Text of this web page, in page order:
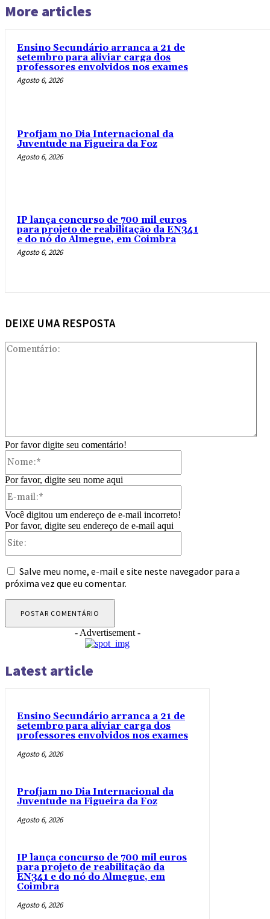
More articles
Ensino Secundário arranca a 21 de
setembro para aliviar carga dos
professores envolvidos nos exames
Agosto 6, 2026
Profjam no Dia Internacional da
Juventude na Figueira da Foz
Agosto 6, 2026
IP lança concurso de 700 mil euros
para projeto de reabilitação da EN341
e do nó do Almegue, em Coimbra
Agosto 6, 2026
DEIXE UMA RESPOSTA
Por favor digite seu comentário!
Por favor, digite seu nome aqui
Você digitou um endereço de e-mail incorreto!
Por favor, digite seu endereço de e-mail aqui
Salve meu nome, e-mail e site neste navegador para a
próxima vez que eu comentar.
- Advertisement -
Latest article
Ensino Secundário arranca a 21 de
setembro para aliviar carga dos
professores envolvidos nos exames
Agosto 6, 2026
Profjam no Dia Internacional da
Juventude na Figueira da Foz
Agosto 6, 2026
IP lança concurso de 700 mil euros
para projeto de reabilitação da
EN341 e do nó do Almegue, em
Coimbra
Agosto 6, 2026